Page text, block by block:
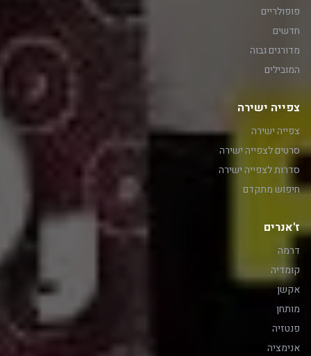
פופולריים
חדשים
מדורגים גבוה
המובילים
צפייה ישירה
צפייה ישירה
סרטים לצפייה ישירה
סדרות לצפייה ישירה
חיפוש מתקדם
ז'אנרים
דרמה
קומדיה
אקשן
מותחן
פנטזיה
אנימציה